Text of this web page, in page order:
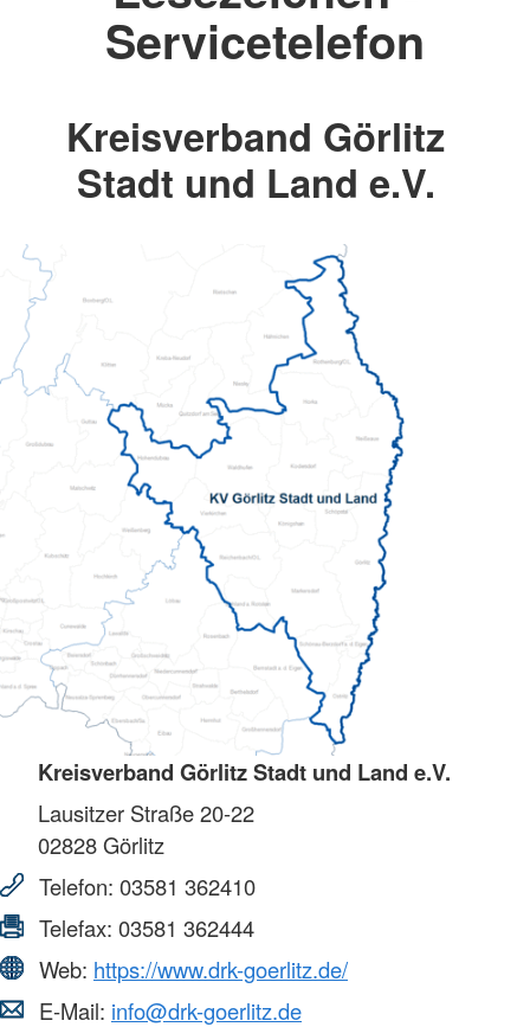
Servicetelefon
Kreisverband Görlitz
Stadt und Land e.V.
Kreisverband Görlitz Stadt und Land e.V.
Lausitzer Straße 20-22
02828Görlitz
Telefon: 03581 362410
Telefax: 03581 362444
Web: https://www.drk-goerlitz.de/
E-Mail: info@drk-goerlitz.de